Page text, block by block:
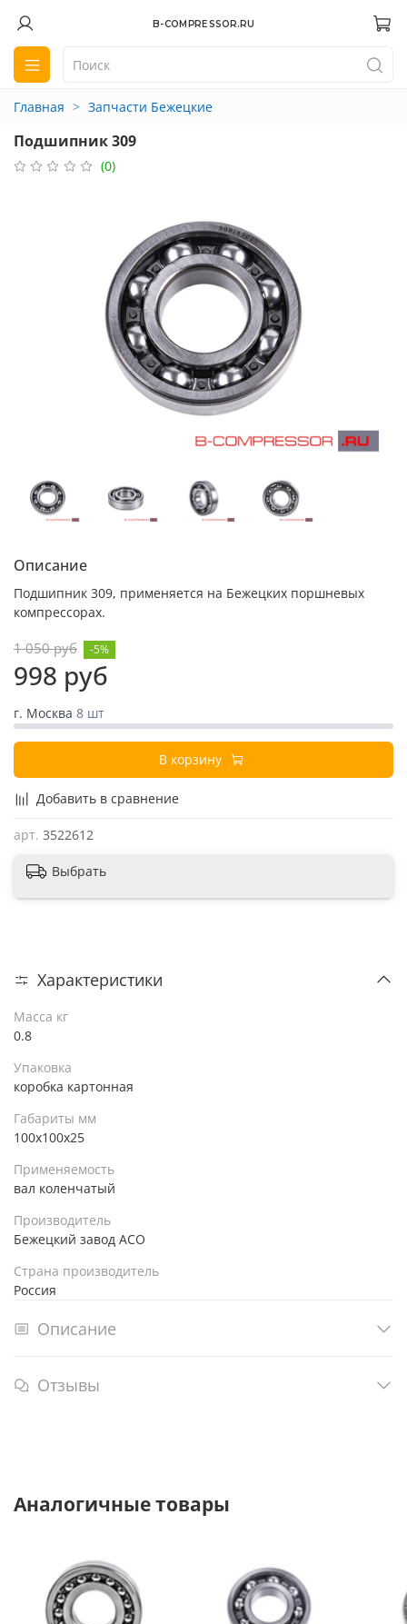
B-COMPRESSOR.RU
Главная Запчасти Бежецкие
Подшипник 309
(0)
Добавить в сравнение
арт. 3522612
Описание
Подшипник 309, применяется на Бежецких поршневых
компрессорах.
1 050 руб
998 руб
-5%
г. Москва 8 шт
В корзину
Выбрать
Характеристики
Масса кг
0.8
Упаковка
коробка картонная
Габариты мм
100х100х25
Применяемость
вал коленчатый
Производитель
Бежецкий завод АСО
Страна производитель
Россия
Описание
Отзывы
Аналогичные товары